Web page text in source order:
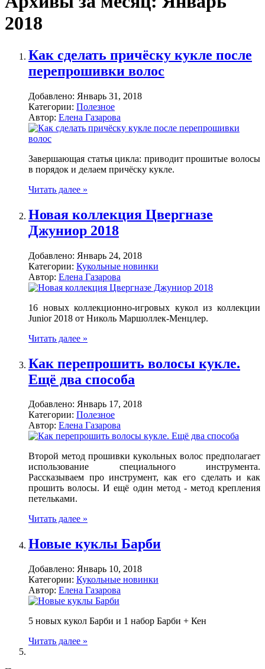
2018
Как сделать причёску кукле после
перепрошивки волос
Добавлено: Январь 31, 2018
Категории: Полезное
Автор: Елена Газарова
Завершающая статья цикла: приводит прошитые волосы
в порядок и делаем причёску кукле.
Читать далее »
Новая коллекция Цвергназе
Джуниор 2018
Добавлено: Январь 24, 2018
Категории: Кукольные новинки
Автор: Елена Газарова
16 новых коллекционно-игровых кукол из коллекции
Junior 2018 от Николь Маршоллек-Менцлер.
Читать далее »
Как перепрошить волосы кукле.
Ещё два способа
Добавлено: Январь 17, 2018
Категории: Полезное
Автор: Елена Газарова
Второй метод прошивки кукольных волос предполагает
использование специального инструмента.
Рассказываем про инструмент, как его сделать и как
прошить волосы. И ещё один метод - метод крепления
петельками.
Читать далее »
Новые куклы Барби
Добавлено: Январь 10, 2018
Категории: Кукольные новинки
Автор: Елена Газарова
5 новых кукол Барби и 1 набор Барби + Кен
Читать далее »